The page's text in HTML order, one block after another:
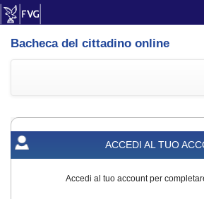
Bacheca del cittadino online
ACCEDI AL TUO
Accedi al tuo account per